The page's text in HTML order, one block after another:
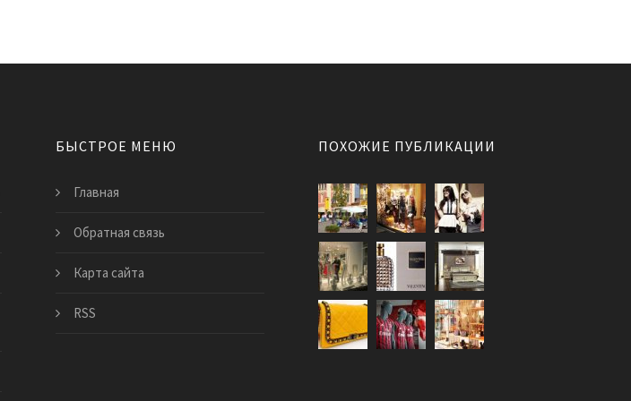
БЫСТРОЕ МЕНЮ
Главная
Обратная связь
Карта сайта
RSS
ПОХОЖИЕ ПУБЛИКАЦИИ